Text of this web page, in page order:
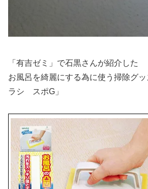
「有吉ゼミ」で石黒さんが紹介した
お風呂を綺麗にする為に使う掃除グッ
ラシ スポG」